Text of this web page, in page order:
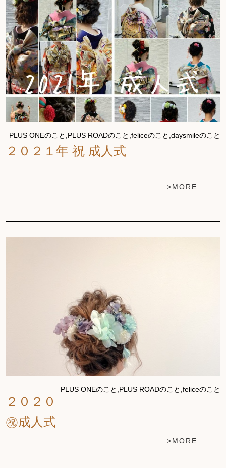
PLUS ONEのこと,PLUS ROADのこと,feliceのこと,daysmileのこと
２０２１年 祝 成人式
>MORE
PLUS ONEのこと,PLUS ROADのこと,feliceのこと
２０２０
㊗成人式
>MORE